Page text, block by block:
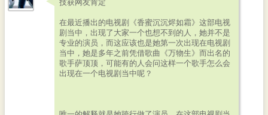
技获网友肯定
在最近播出的电视剧《香蜜沉沉烬如霜》这部电视
剧当中，出现了大家一个也想不到的人，她并不是
专业的演员，而这应该也是她第一次出现在电视剧
当中，她是多年之前凭借歌曲《万物生》而出名的
歌手萨顶顶，可能有的人会问这样一个歌手怎么会
出现在一个电视剧当中呢？